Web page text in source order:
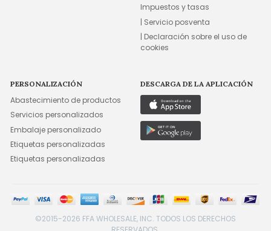
Impuestos y tasas
| Servicio posventa
| Declaración sobre el uso de
cookies
PERSONALIZACIÓN
Abastecimiento de productos
Servicios personalizados
Embalaje personalizado
Etiquetas personalizadas
Etiquetas personalizadas
DESCARGA DE LA APLICACIÓN
©2015-2026 FFA WHOLESALE, INC. TODOS LOS DERECHOS